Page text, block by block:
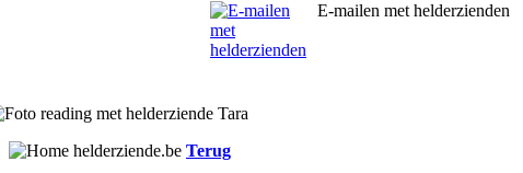
E-mailen met helderzienden
Terug